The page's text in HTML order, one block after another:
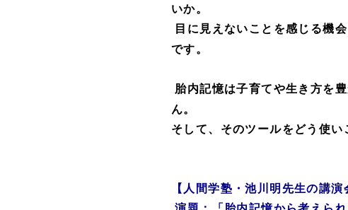
いか。
目に見えないことを感じる機
です。
胎内記憶は子育てや生き方を
ん。
そして、そのツールをどう使い
【人間学塾・池川明先生の講演